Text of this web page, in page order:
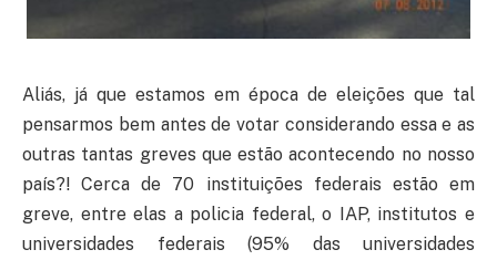
Aliás, já que estamos em época de eleições que tal
pensarmos bem antes de votar considerando essa e as
outras tantas greves que estão acontecendo no nosso
país?! Cerca de 70 instituições federais estão em
greve, entre elas a policia federal, o IAP, institutos e
universidades federais (95% das universidades